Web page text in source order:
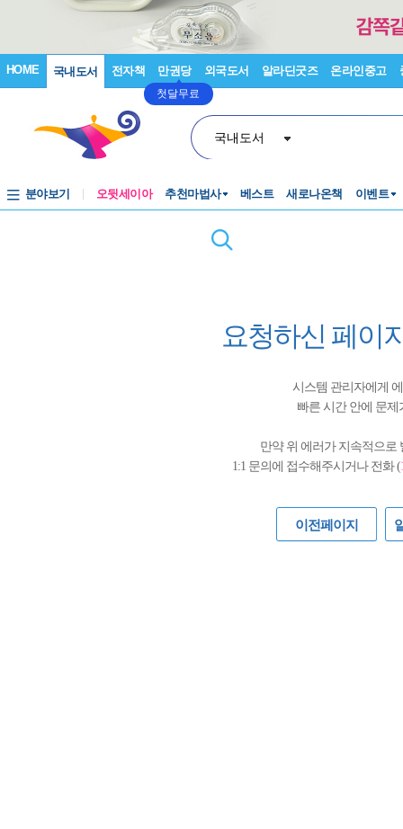
HOME 국내도서 전자책 만권당
첫달무료
외국도서 알라딘굿즈 온라인중고
국내도서
분야보기 오뒷세이아 추천마법사 베스트 새로나온책 이벤트
요청하신 페이
시스템 관리자에게
빠른 시간 안에 문
만약 위 에러가 지속적으로
1:1 문의에 접수해주시거나 전화 (
이전페이지